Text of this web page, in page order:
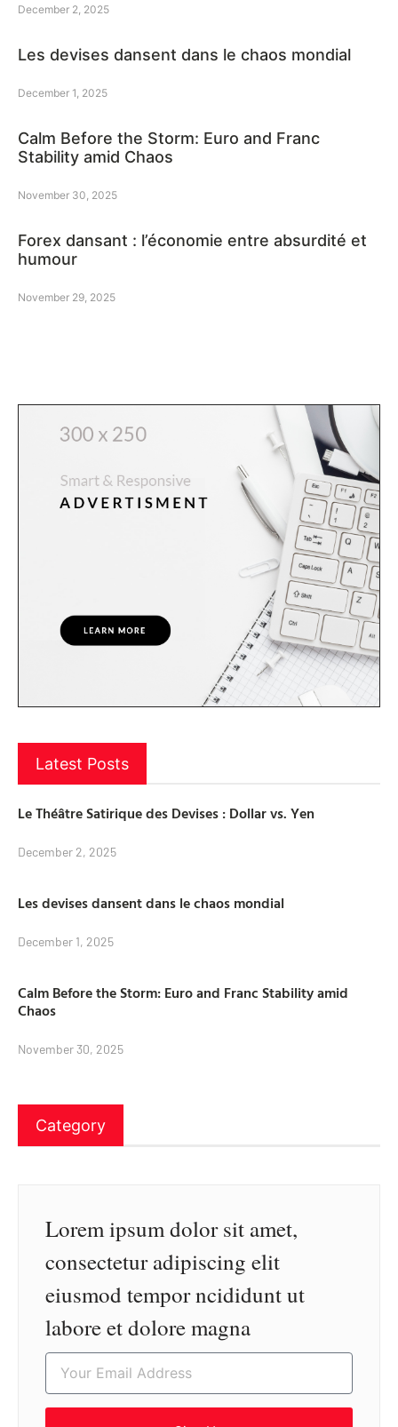
December 2, 2025
Les devises dansent dans le chaos mondial
December 1, 2025
Calm Before the Storm: Euro and Franc
Stability amid Chaos
November 30, 2025
Forex dansant : l’économie entre absurdité et
humour
November 29, 2025
Latest Posts
Le Théâtre Satirique des Devises : Dollar vs. Yen
December 2, 2025
Les devises dansent dans le chaos mondial
December 1, 2025
Calm Before the Storm: Euro and Franc Stability amid
Chaos
November 30, 2025
Category
Lorem ipsum dolor sit amet,
consectetur adipiscing elit
eiusmod tempor ncididunt ut
labore et dolore magna